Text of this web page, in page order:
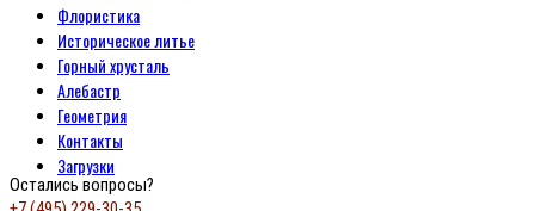
Флористика
Историческое литье
Горный хрусталь
Алебастр
Геометрия
Контакты
Загрузки
Остались вопросы?